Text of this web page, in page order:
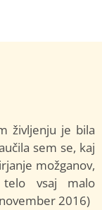
življenju je bila
sem se, kaj
možganov,
vsaj malo
2016)